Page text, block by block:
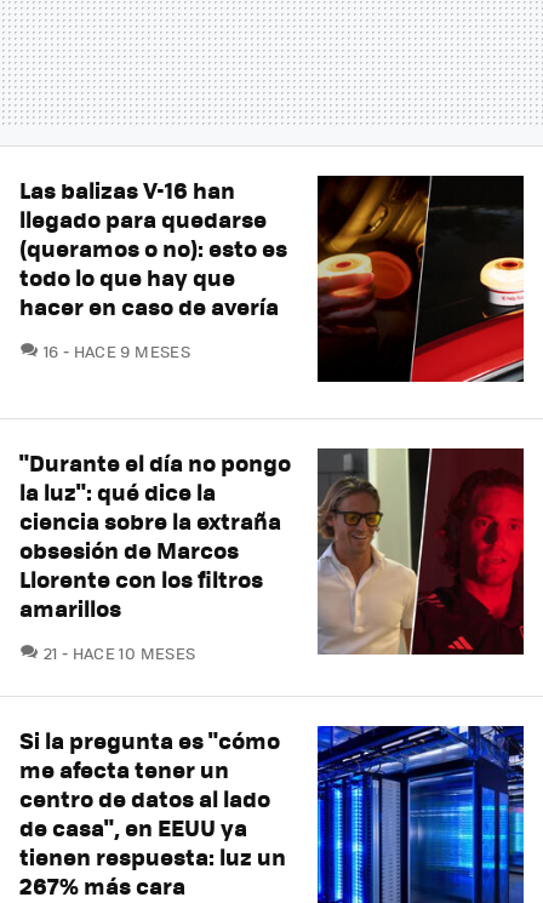
Las balizas V-16 han
llegado para quedarse
(queramos o no): esto es
todo lo que hay que
hacer en caso de avería
16 COMENTARIOS
HACE 9 MESES
"Durante el día no pongo
la luz": qué dice la
ciencia sobre la extraña
obsesión de Marcos
Llorente con los filtros
amarillos
21 COMENTARIOS
HACE 10 MESES
Si la pregunta es "cómo
me afecta tener un
centro de datos al lado
de casa", en EEUU ya
tienen respuesta: luz un
267% más cara